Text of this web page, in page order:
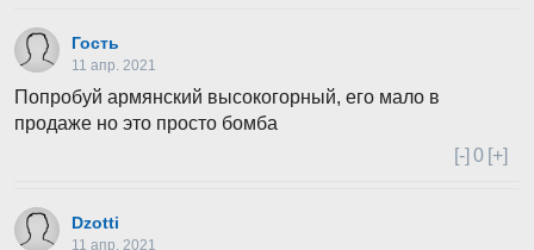
Гость
11 апр. 2021
Попробуй армянский высокогорный, его мало в
продаже но это просто бомба
[-] 0 [+]
Dzotti
11 апр. 2021